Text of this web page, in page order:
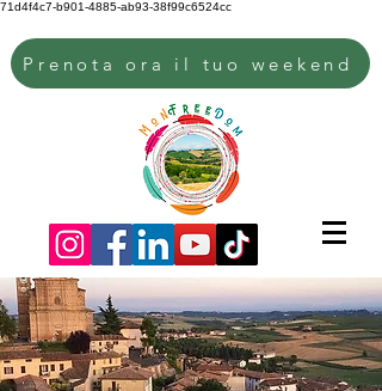
71d4f4c7-b901-4885-ab93-38f99c6524cc
Prenota ora il tuo weekend